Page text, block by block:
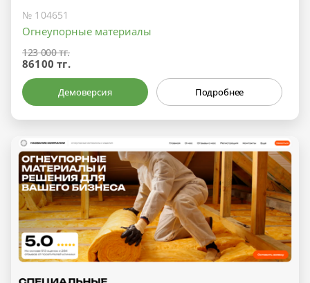
№ 104651
Огнеупорные материалы
123 000 тг.
86100 тг.
Демоверсия Подробнее